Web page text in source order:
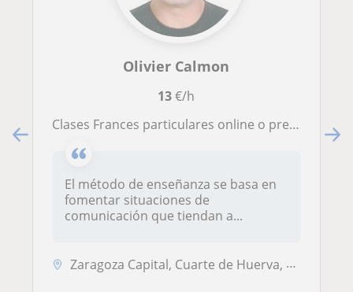
Olivier Calmon
13€/h
Clases Frances particulares online o presencial en Zaragoza capital
El método de enseñanza se basa en
fomentar situaciones de
comunicación que tiendan a...
Zaragoza Capital, Cuarte de Huerva, Utebo